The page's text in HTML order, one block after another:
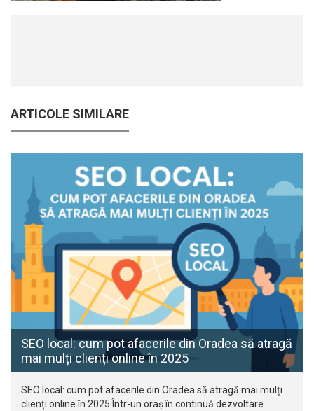
ARTICOLE SIMILARE
SEO local: cum pot afacerile din Oradea să atragă
mai mulți clienți online în 2025
SEO local: cum pot afacerile din Oradea să atragă mai mulți
clienți online în 2025 Într-un oraș în continuă dezvoltare